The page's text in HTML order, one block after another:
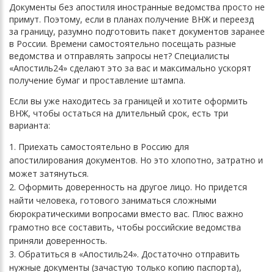
Документы без апостиля иностранные ведомства просто не
примут. Поэтому, если в планах получение ВНЖ и переезд
за границу, разумно подготовить пакет документов заранее
в России. Времени самостоятельно посещать разные
ведомства и отправлять запросы нет? Специалисты
«Апостиль24» сделают это за вас и максимально ускорят
получение бумаг и проставление штампа.
Если вы уже находитесь за границей и хотите оформить
ВНЖ, чтобы остаться на длительный срок, есть три
варианта:
Приехать самостоятельно в Россию для
апостилирования документов. Но это хлопотно, затратно и
может затянуться.
Оформить доверенность на другое лицо. Но придется
найти человека, готового заниматься сложными
бюрократическими вопросами вместо вас. Плюс важно
грамотно все составить, чтобы российские ведомства
приняли доверенность.
Обратиться в «Апостиль24». Достаточно отправить
нужные документы (зачастую только копию паспорта),